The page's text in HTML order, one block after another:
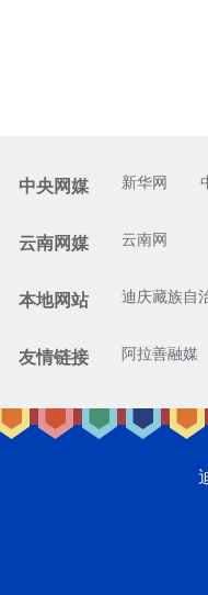
中央网媒 新华网
云南网媒 云南网
本地网站 迪庆藏族自
友情链接 阿拉善融媒